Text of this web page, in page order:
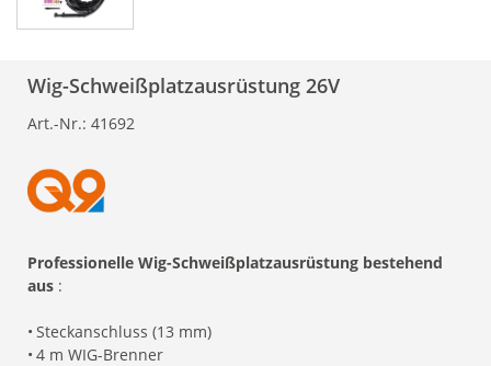
Wig-Schweißplatzausrüstung 26V
Art.-Nr.: 41692
Professionelle Wig-Schweißplatzausrüstung bestehend
aus :
• Steckanschluss (13 mm)
• 4 m WIG-Brenner